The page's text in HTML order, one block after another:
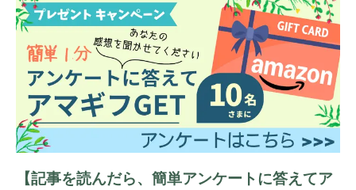
【記事を読んだら、簡単アンケートに答えてア